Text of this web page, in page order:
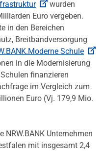
wurden
Euro vergeben.
in den Bereichen
Breitbandversorgung
Schule
in die Modernisierung
finanzieren
im Vergleich zum
Euro (Vj. 179,9 Mio.
NRW.BANK Unternehmen
mit insgesamt 2,4